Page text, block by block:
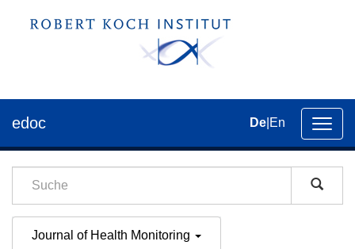
der
edoc De En
Journal of Health Monitoring